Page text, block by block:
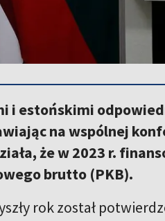
i estońskimi
na wspólnej
że w 2023 r.
brutto (PKB).
rok został